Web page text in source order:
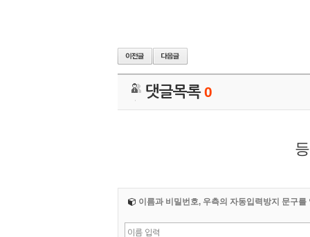
댓글목록0
이름과 비밀번호, 우측의 자동입력방지 문구를